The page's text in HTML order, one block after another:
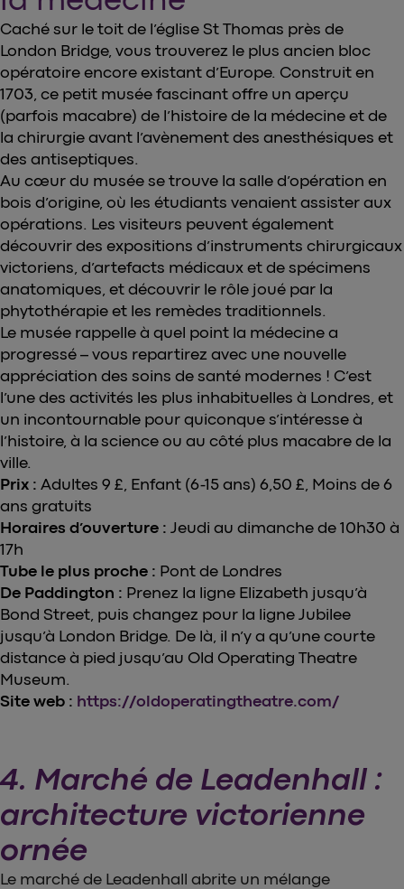
Caché sur le toit de l’église St Thomas près de
London Bridge, vous trouverez le plus ancien bloc
opératoire encore existant d’Europe. Construit en
1703, ce petit musée fascinant offre un aperçu
(parfois macabre) de l’histoire de la médecine et de
la chirurgie avant l’avènement des anesthésiques et
des antiseptiques.
Au cœur du musée se trouve la salle d’opération en
bois d’origine, où les étudiants venaient assister aux
opérations. Les visiteurs peuvent également
découvrir des expositions d’instruments chirurgicaux
victoriens, d’artefacts médicaux et de spécimens
anatomiques, et découvrir le rôle joué par la
phytothérapie et les remèdes traditionnels.
Le musée rappelle à quel point la médecine a
progressé – vous repartirez avec une nouvelle
appréciation des soins de santé modernes ! C’est
l’une des activités les plus inhabituelles à Londres, et
un incontournable pour quiconque s’intéresse à
l’histoire, à la science ou au côté plus macabre de la
ville.
Prix : Adultes 9 £, Enfant (6-15 ans) 6,50 £, Moins de 6
ans gratuits
Horaires d’ouverture : Jeudi au dimanche de 10h30 à
17h
Tube le plus proche : Pont de Londres
De Paddington : Prenez la ligne Elizabeth jusqu’à
Bond Street, puis changez pour la ligne Jubilee
jusqu’à London Bridge. De là, il n’y a qu’une courte
distance à pied jusqu’au Old Operating Theatre
Museum.
Site web : https://oldoperatingtheatre.com/
4. Marché de Leadenhall :
architecture victorienne
ornée
Le marché de Leadenhall abrite un mélange